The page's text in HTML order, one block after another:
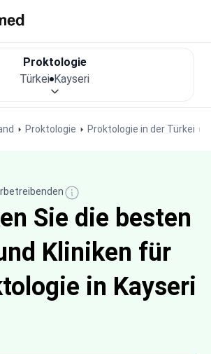
Proktologie Proktologie in der Türkei
Proktologie
Türkei Kayseri
Sie die besten
Kliniken für
in Kayseri